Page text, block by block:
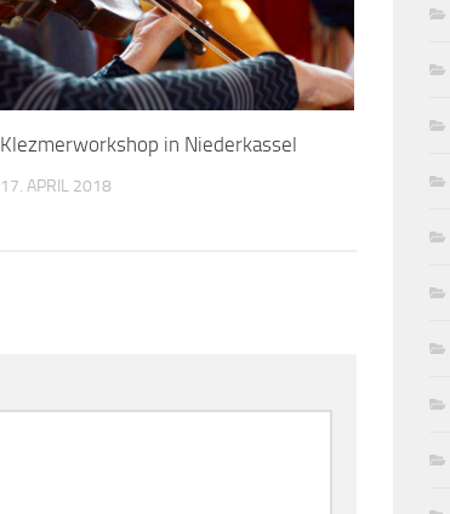
Klezmerworkshop in Niederkassel
17. APRIL 2018